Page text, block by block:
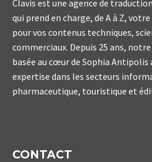
Clavis est une agence de
qui prend en charge, de A à Z,
pour vos contenus techniques,
commerciaux. Depuis 25 ans,
basée au cœur de Sophia Antipolis
expertise dans les secteurs
pharmaceutique, touristique et
CONTACT